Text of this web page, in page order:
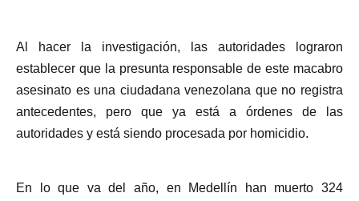
Al hacer la investigación, las autoridades lograron
establecer que la presunta responsable de este macabro
asesinato es una ciudadana venezolana que no registra
antecedentes, pero que ya está a órdenes de las
autoridades y está siendo procesada por homicidio.
En lo que va del año, en Medellín han muerto 324